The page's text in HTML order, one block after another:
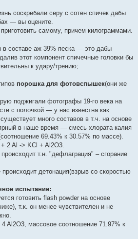
соскребали серу с сотен спичек дабы
— вы оцените.
самому, причем килограммами.
в составе аж 39% песка — это дабы
этот компонент спичечные головки бы
к удару/трению;
порошка для фотовспышек(они же
поджигали фотографы 19-го века на
с полочкой — у нас известна как
много составов в т.ч. на основе
в наше время — смесь хлората калия
69.43% к 30.57% по массе).
2 Al -> KCl + Al2O3.
т.н. "дефлаграция" – сгорание
детонация(взрыв со скоростью
испытание:
готовить flash powder на основе
т.к. он менее чувствителен и не
Al2O3, массовое соотношение 71.97% к